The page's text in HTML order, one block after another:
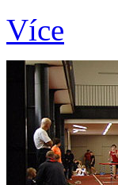
Více